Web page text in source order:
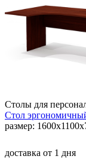
Столы для
Стол
размер:
доставка от 1 дня